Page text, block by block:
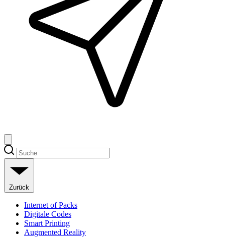
Zurück
Internet of Packs
Digitale Codes
Smart Printing
Augmented Reality